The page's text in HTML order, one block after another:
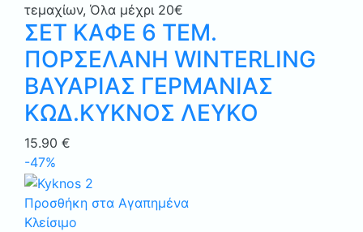
τεμαχίων, Όλα μέχρι 20€
ΣΕΤ ΚΑΦΕ 6 ΤΕΜ.
ΠΟΡΣΕΛΑΝΗ WINTERLING
ΒΑΥΑΡΙΑΣ ΓΕΡΜΑΝΙΑΣ
ΚΩΔ.ΚΥΚΝΟΣ ΛΕΥΚΟ
15.90 €
-47%
Προσθήκη στα Αγαπημένα
Κλείσιμο